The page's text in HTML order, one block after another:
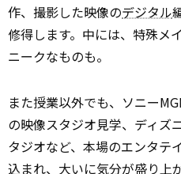
作、撮影した映像のデジタル
修得します。中には、特殊メ
ニークなものも。
また授業以外でも、ソニー
の映像スタジオ見学、ディズ
タジオなど、本場のエンタテ
込まれ、 大いに気分が盛り上